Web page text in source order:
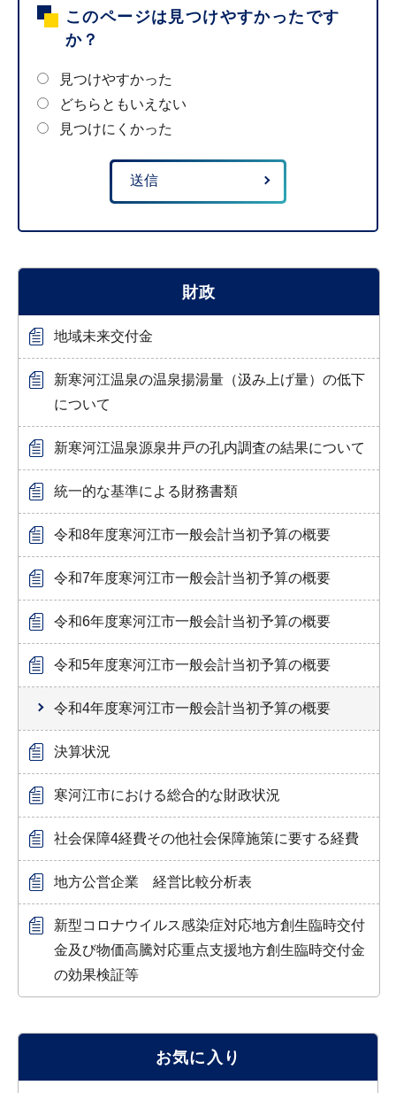
このページは見つけやすかったです
か？
見つけやすかった
どちらともいえない
見つけにくかった
財政
地域未来交付金
新寒河江温泉の温泉揚湯量（汲み上げ量）の低下
について
新寒河江温泉源泉井戸の孔内調査の結果について
統一的な基準による財務書類
令和8年度寒河江市一般会計当初予算の概要
令和7年度寒河江市一般会計当初予算の概要
令和6年度寒河江市一般会計当初予算の概要
令和5年度寒河江市一般会計当初予算の概要
令和4年度寒河江市一般会計当初予算の概要
決算状況
寒河江市における総合的な財政状況
社会保障4経費その他社会保障施策に要する経費
地方公営企業 経営比較分析表
新型コロナウイルス感染症対応地方創生臨時交付
金及び物価高騰対応重点支援地方創生臨時交付金
の効果検証等
お気に入り